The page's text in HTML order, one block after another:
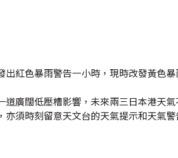
出紅色暴雨警告一小時，現時改發黃色
道廣闊低壓槽影響，未來兩三日本港天
亦須時刻留意天文台的天氣提示和天氣警